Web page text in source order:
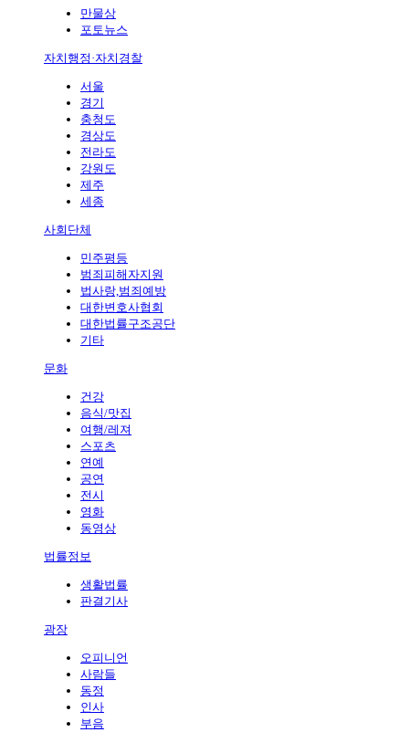
만물상
포토뉴스
자치행정·자치경찰
서울
경기
충청도
경상도
전라도
강원도
제주
세종
사회단체
민주평등
범죄피해자지원
법사랑,범죄예방
대한변호사협회
대한법률구조공단
기타
문화
건강
음식/맛집
여행/레져
스포츠
연예
공연
전시
영화
동영상
법률정보
생활법률
판결기사
광장
오피니언
사람들
동정
인사
부음